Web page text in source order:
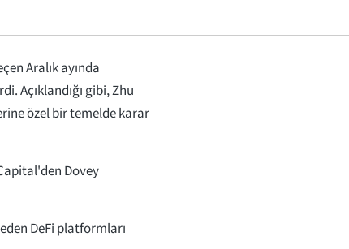
Aralık ayında
Açıklandığı gibi, Zhu
özel bir temelde karar
Dovey
DeFi platformları